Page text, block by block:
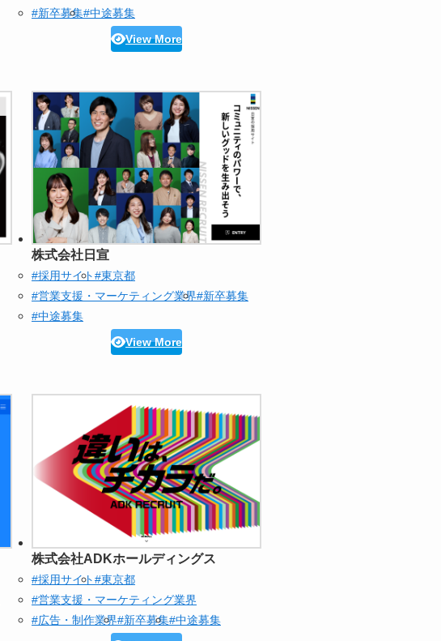
#新卒募集#中途募集
View More
株式会社日宣
#採用サイト#東京都
#営業支援・マーケティング業界#新卒募集
#中途募集
View More
株式会社ADKホールディングス
#採用サイト#東京都
#営業支援・マーケティング業界
#広告・制作業界#新卒募集#中途募集